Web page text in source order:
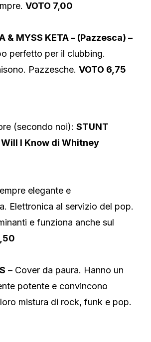
VOTO 7,00
& MYSS KETA – (Pazzesca) –
perfetto per il clubbing.
Pazzesche. VOTO 6,75
(secondo noi): STUNT
Will I Know di Whitney
elegante e
Elettronica al servizio del pop.
e funziona anche sul
– Cover da paura. Hanno un
potente e convincono
mistura di rock, funk e pop.